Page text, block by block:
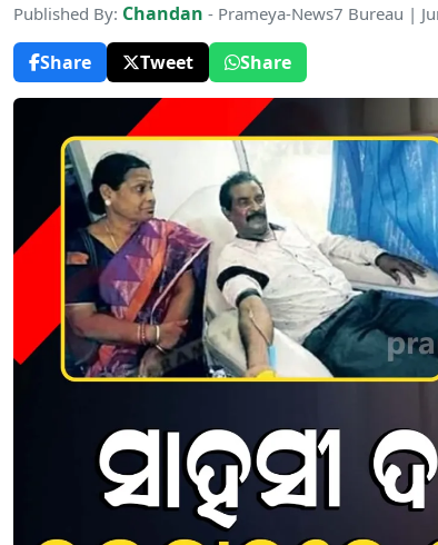
Published By: Chandan - Prameya-News7 Bureau |
Share
Tweet Share